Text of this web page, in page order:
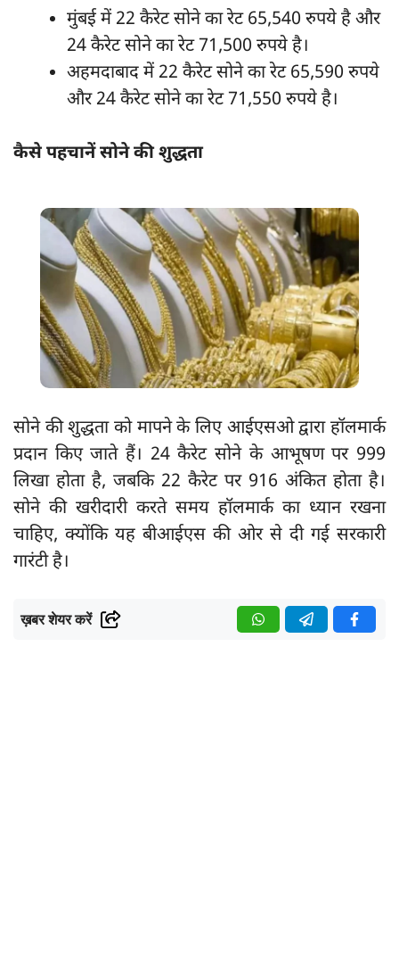
मुंबई में 22 कैरेट सोने का रेट 65,540 रुपये है और
24 कैरेट सोने का रेट 71,500 रुपये है।
अहमदाबाद में 22 कैरेट सोने का रेट 65,590 रुपये
और 24 कैरेट सोने का रेट 71,550 रुपये है।
कैसे पहचानें सोने की शुद्धता
सोने की शुद्धता को मापने के लिए आईएसओ द्वारा हॉलमार्क
प्रदान किए जाते हैं। 24 कैरेट सोने के आभूषण पर 999
लिखा होता है, जबकि 22 कैरेट पर 916 अंकित होता है।
सोने की खरीदारी करते समय हॉलमार्क का ध्यान रखना
चाहिए, क्योंकि यह बीआईएस की ओर से दी गई सरकारी
गारंटी है।
ख़बर शेयर करें